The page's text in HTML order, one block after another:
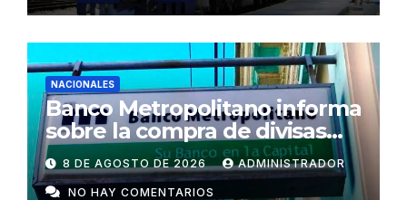
NACIONALES
Banco Metropolitano informa
sobre la compra de divisas
para cooperativas y mipymes
privadas en Cuba
8 DE AGOSTO DE 2026 ADMINISTRADOR
NO HAY COMENTARIOS